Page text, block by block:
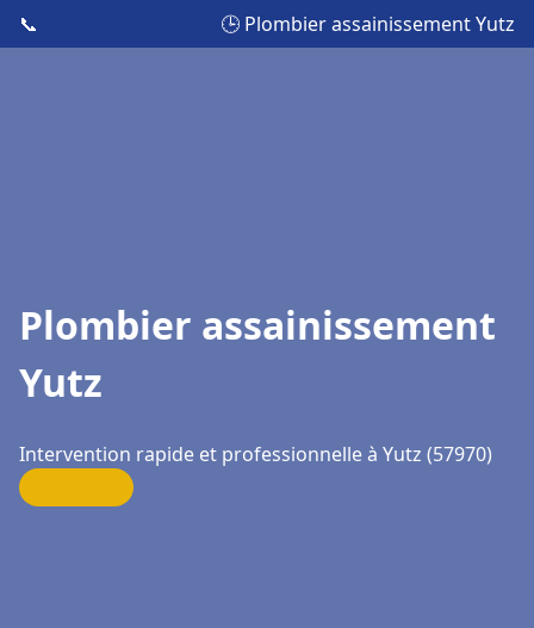
📞 🕒 Plombier assainissement Yutz
Plombier assainissement
Yutz
Intervention rapide et professionnelle à Yutz (57970)